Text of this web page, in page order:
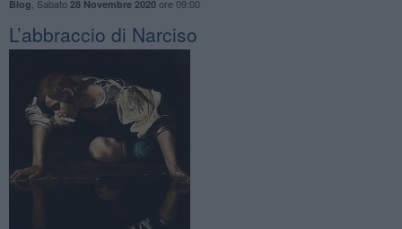
Blog Sabato 28 Novembre 2020ore 09:00
L’abbraccio di Narciso